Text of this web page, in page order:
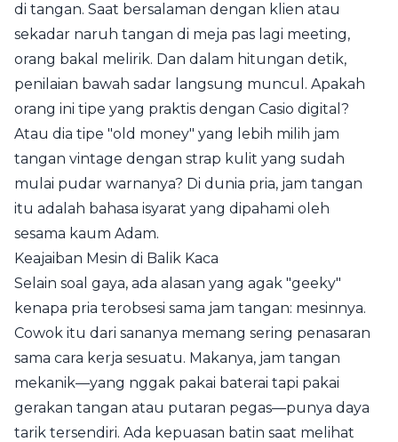
di tangan. Saat bersalaman dengan klien atau
sekadar naruh tangan di meja pas lagi meeting,
orang bakal melirik. Dan dalam hitungan detik,
penilaian bawah sadar langsung muncul. Apakah
orang ini tipe yang praktis dengan Casio digital?
Atau dia tipe "old money" yang lebih milih jam
tangan vintage dengan strap kulit yang sudah
mulai pudar warnanya? Di dunia pria, jam tangan
itu adalah bahasa isyarat yang dipahami oleh
sesama kaum Adam.
Keajaiban Mesin di Balik Kaca
Selain soal gaya, ada alasan yang agak "geeky"
kenapa pria terobsesi sama jam tangan: mesinnya.
Cowok itu dari sananya memang sering penasaran
sama cara kerja sesuatu. Makanya, jam tangan
mekanik—yang nggak pakai baterai tapi pakai
gerakan tangan atau putaran pegas—punya daya
tarik tersendiri. Ada kepuasan batin saat melihat